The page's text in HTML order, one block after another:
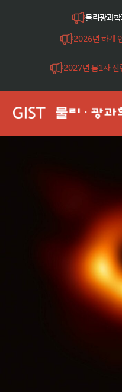
물리광과
2026년 하계
2027년 봄1차 전